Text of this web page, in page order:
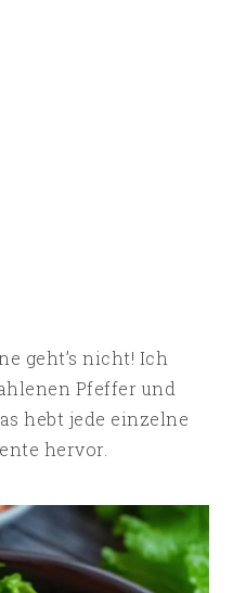
geht’s nicht! Ich
Pfeffer und
hebt jede einzelne
hervor.